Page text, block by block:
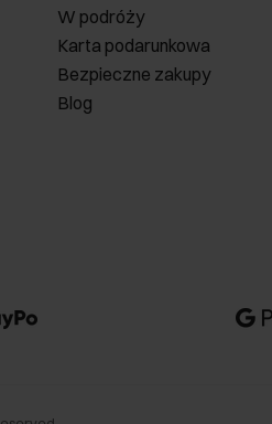
W podróży
Karta podarunkowa
Bezpieczne zakupy
Blog